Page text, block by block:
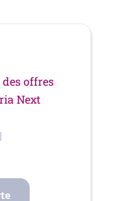
offres
Next